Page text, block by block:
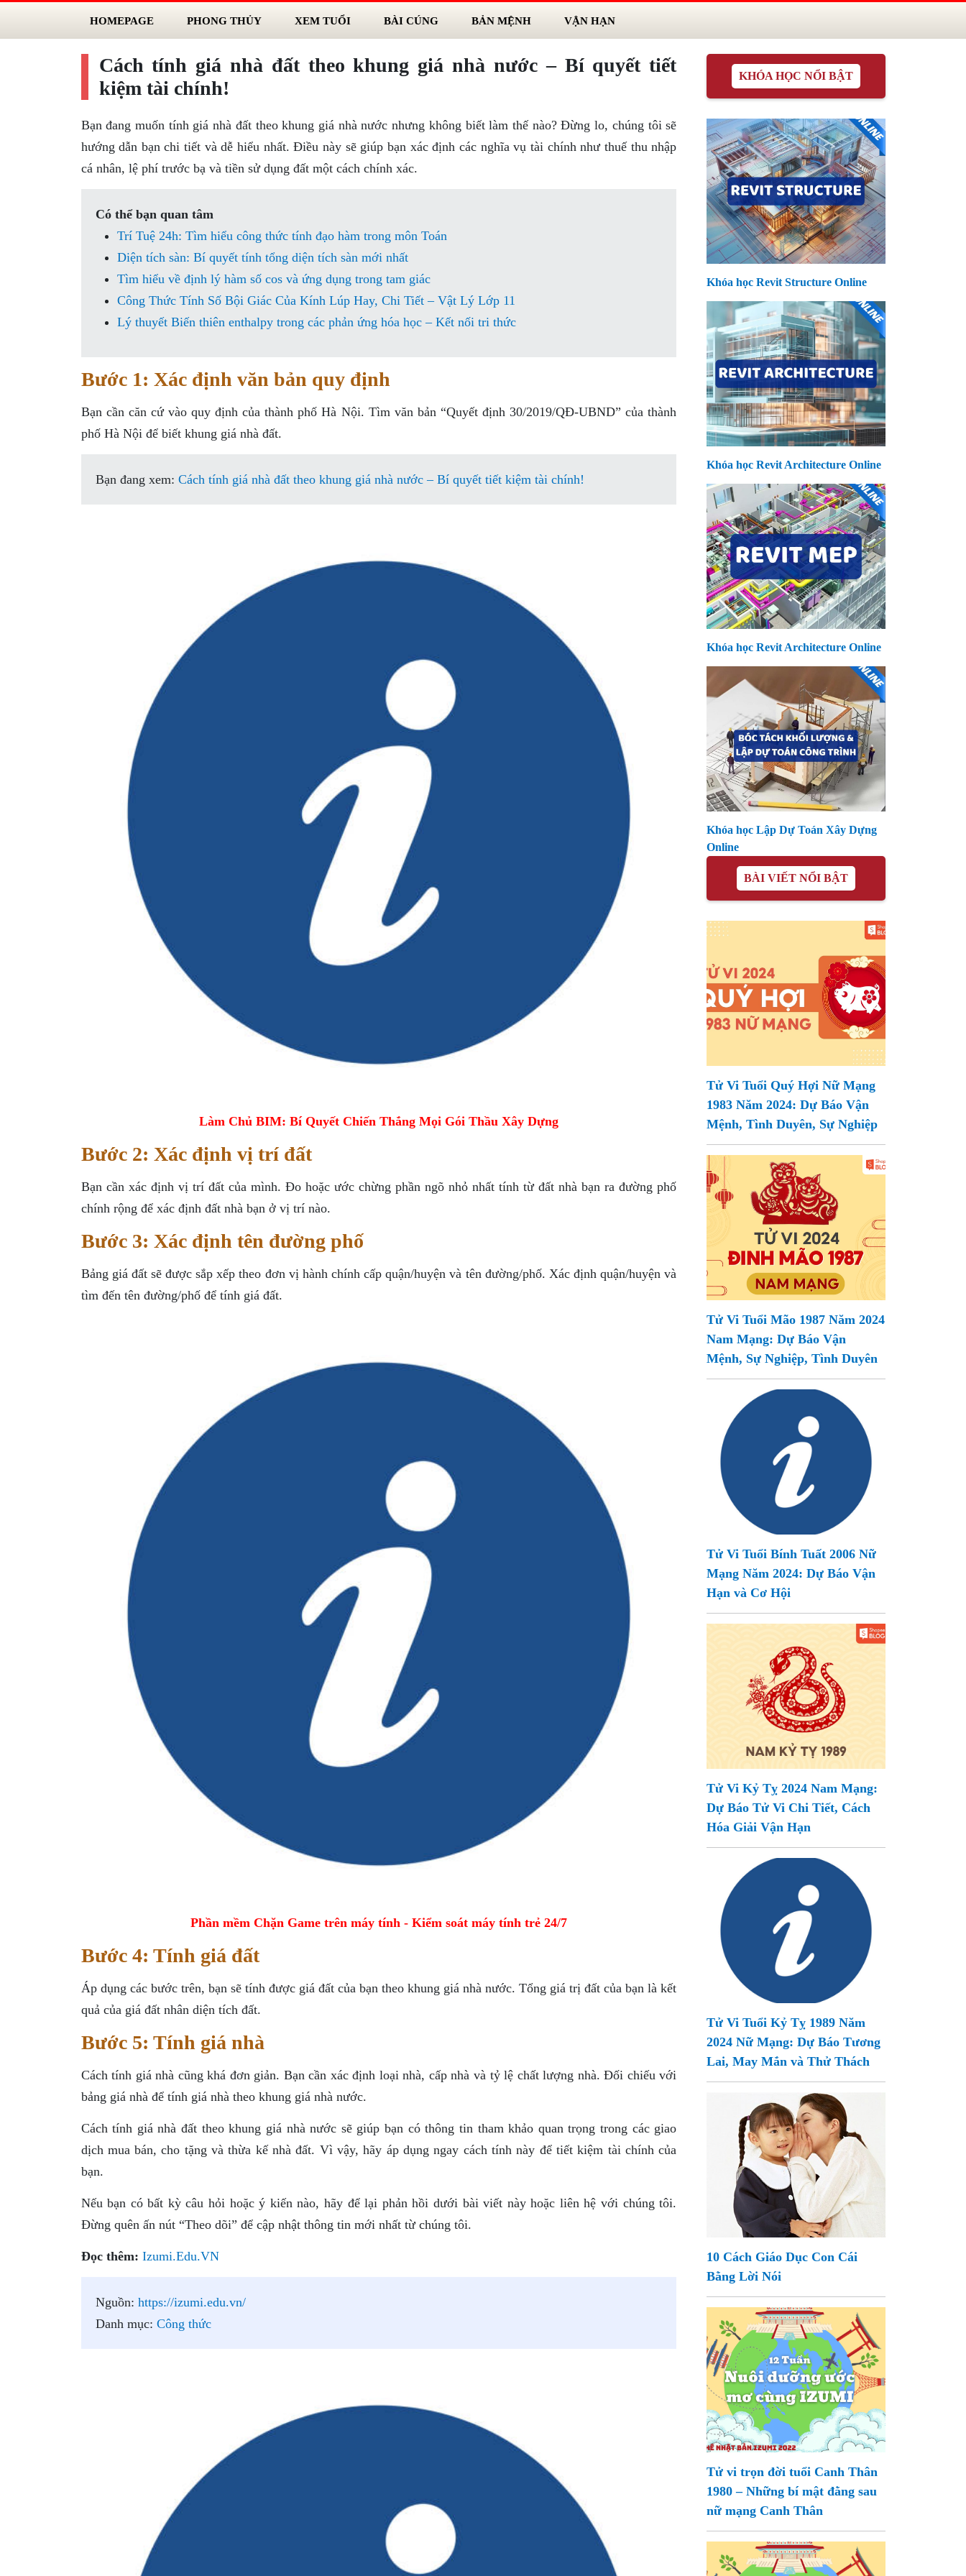
HOMEPAGE PHONG THỦY XEM TUỔI BÀI CÚNG BẢN MỆNH VẬN HẠN
Cách tính giá nhà đất theo khung giá nhà nước – Bí quyết tiết
kiệm tài chính!
Bạn đang muốn tính giá nhà đất theo khung giá nhà nước nhưng không biết làm thế nào? Đừng lo, chúng tôi sẽ
hướng dẫn bạn chi tiết và dễ hiểu nhất. Điều này sẽ giúp bạn xác định các nghĩa vụ tài chính như thuế thu nhập
cá nhân, lệ phí trước bạ và tiền sử dụng đất một cách chính xác.
Có thể bạn quan tâm
Trí Tuệ 24h: Tìm hiểu công thức tính đạo hàm trong môn Toán
Diện tích sàn: Bí quyết tính tổng diện tích sàn mới nhất
Tìm hiểu về định lý hàm số cos và ứng dụng trong tam giác
Công Thức Tính Số Bội Giác Của Kính Lúp Hay, Chi Tiết – Vật Lý Lớp 11
Lý thuyết Biến thiên enthalpy trong các phản ứng hóa học – Kết nối tri thức
Bước 1: Xác định văn bản quy định
Bạn cần căn cứ vào quy định của thành phố Hà Nội. Tìm văn bản “Quyết định 30/2019/QĐ-UBND” của thành
phố Hà Nội để biết khung giá nhà đất.
Bạn đang xem: Cách tính giá nhà đất theo khung giá nhà nước – Bí quyết tiết kiệm tài chính!
Làm Chủ BIM: Bí Quyết Chiến Thắng Mọi Gói Thầu Xây Dựng
Bước 2: Xác định vị trí đất
Bạn cần xác định vị trí đất của mình. Đo hoặc ước chừng phần ngõ nhỏ nhất tính từ đất nhà bạn ra đường phố
chính rộng để xác định đất nhà bạn ở vị trí nào.
Bước 3: Xác định tên đường phố
Bảng giá đất sẽ được sắp xếp theo đơn vị hành chính cấp quận/huyện và tên đường/phố. Xác định quận/huyện và
tìm đến tên đường/phố để tính giá đất.
Phần mềm Chặn Game trên máy tính - Kiểm soát máy tính trẻ 24/7
Bước 4: Tính giá đất
Áp dụng các bước trên, bạn sẽ tính được giá đất của bạn theo khung giá nhà nước. Tổng giá trị đất của bạn là kết
quả của giá đất nhân diện tích đất.
Bước 5: Tính giá nhà
Cách tính giá nhà cũng khá đơn giản. Bạn cần xác định loại nhà, cấp nhà và tỷ lệ chất lượng nhà. Đối chiếu với
bảng giá nhà để tính giá nhà theo khung giá nhà nước.
Cách tính giá nhà đất theo khung giá nhà nước sẽ giúp bạn có thông tin tham khảo quan trọng trong các giao
dịch mua bán, cho tặng và thừa kế nhà đất. Vì vậy, hãy áp dụng ngay cách tính này để tiết kiệm tài chính của
bạn.
Nếu bạn có bất kỳ câu hỏi hoặc ý kiến nào, hãy để lại phản hồi dưới bài viết này hoặc liên hệ với chúng tôi.
Đừng quên ấn nút “Theo dõi” để cập nhật thông tin mới nhất từ chúng tôi.
Đọc thêm: Izumi.Edu.VN
Nguồn: https://izumi.edu.vn/
Danh mục: Công thức
KHÓA HỌC NỔI BẬT
Khóa học Revit Structure Online
Khóa học Revit Architecture Online
Khóa học Revit Architecture Online
Khóa học Lập Dự Toán Xây Dựng
Online
BÀI VIẾT NỔI BẬT
Tử Vi Tuổi Quý Hợi Nữ Mạng
1983 Năm 2024: Dự Báo Vận
Mệnh, Tình Duyên, Sự Nghiệp
Tử Vi Tuổi Mão 1987 Năm 2024
Nam Mạng: Dự Báo Vận
Mệnh, Sự Nghiệp, Tình Duyên
Tử Vi Tuổi Bính Tuất 2006 Nữ
Mạng Năm 2024: Dự Báo Vận
Hạn và Cơ Hội
Tử Vi Kỷ Tỵ 2024 Nam Mạng:
Dự Báo Tử Vi Chi Tiết, Cách
Hóa Giải Vận Hạn
Tử Vi Tuổi Kỷ Tỵ 1989 Năm
2024 Nữ Mạng: Dự Báo Tương
Lai, May Mắn và Thử Thách
10 Cách Giáo Dục Con Cái
Bằng Lời Nói
Tử vi trọn đời tuổi Canh Thân
1980 – Những bí mật đằng sau
nữ mạng Canh Thân